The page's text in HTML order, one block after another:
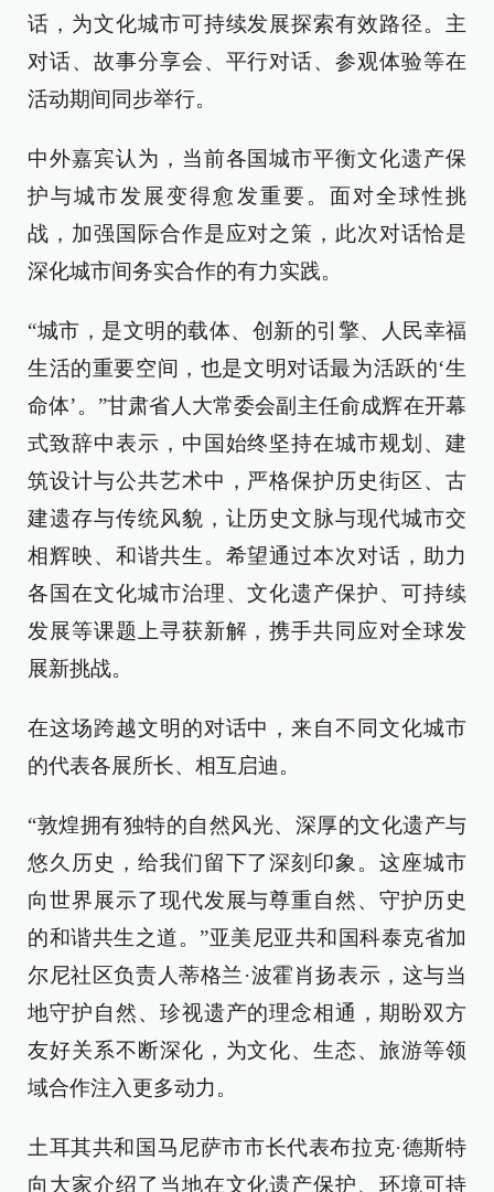
话，为文化城市可持续发展探索有效路径。主
对话、故事分享会、平行对话、参观体验等在
活动期间同步举行。
中外嘉宾认为，当前各国城市平衡文化遗产保
护与城市发展变得愈发重要。面对全球性挑
战，加强国际合作是应对之策，此次对话恰是
深化城市间务实合作的有力实践。
“城市，是文明的载体、创新的引擎、人民幸福
生活的重要空间，也是文明对话最为活跃的‘生
命体’。”甘肃省人大常委会副主任俞成辉在开幕
式致辞中表示，中国始终坚持在城市规划、建
筑设计与公共艺术中，严格保护历史街区、古
建遗存与传统风貌，让历史文脉与现代城市交
相辉映、和谐共生。希望通过本次对话，助力
各国在文化城市治理、文化遗产保护、可持续
发展等课题上寻获新解，携手共同应对全球发
展新挑战。
在这场跨越文明的对话中，来自不同文化城市
的代表各展所长、相互启迪。
“敦煌拥有独特的自然风光、深厚的文化遗产与
悠久历史，给我们留下了深刻印象。这座城市
向世界展示了现代发展与尊重自然、守护历史
的和谐共生之道。”亚美尼亚共和国科泰克省加
尔尼社区负责人蒂格兰·波霍肖扬表示，这与当
地守护自然、珍视遗产的理念相通，期盼双方
友好关系不断深化，为文化、生态、旅游等领
域合作注入更多动力。
土耳其共和国马尼萨市市长代表布拉克·德斯特
向大家介绍了当地在文化遗产保护、环境可持